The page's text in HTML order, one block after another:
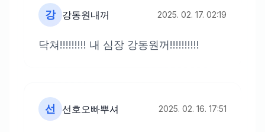
강 강동원내꺼 2025. 02. 17. 02:19
닥쳐!!!!!!!!! 내 심장 강동원꺼!!!!!!!!!!
선 선호오빠뿌셔 2025. 02. 16. 17:51